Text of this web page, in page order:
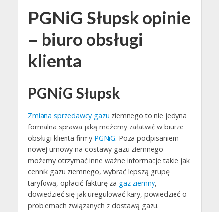
PGNiG Słupsk opinie
– biuro obsługi
klienta
PGNiG Słupsk
Zmiana sprzedawcy gazu ziemnego to nie jedyna
formalna sprawa jaką możemy załatwić w biurze
obsługi klienta firmy PGNiG. Poza podpisaniem
nowej umowy na dostawy gazu ziemnego
możemy otrzymać inne ważne informacje takie jak
cennik gazu ziemnego, wybrać lepszą grupę
taryfową, opłacić fakturę za gaz ziemny,
dowiedzieć się jak uregulować kary, powiedzieć o
problemach związanych z dostawą gazu.